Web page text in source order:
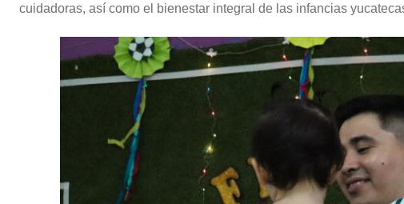
cuidadoras, así como el bienestar integral de las infancias